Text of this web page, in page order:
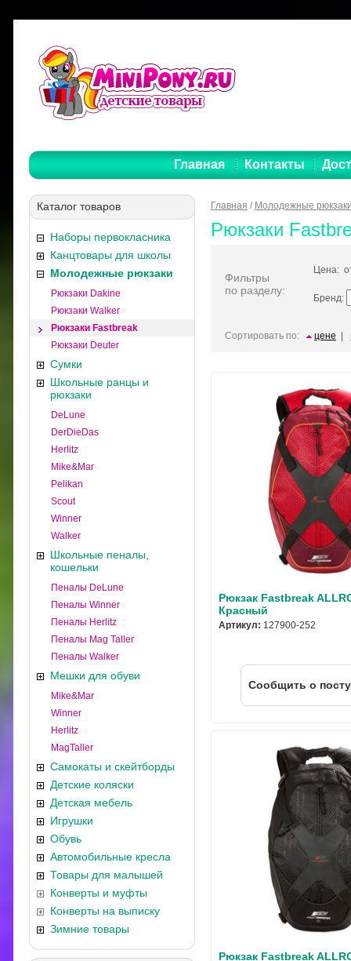
Главная Контакты
Каталог товаров
Наборы первокласника
Канцтовары для школы
Молодежные рюкзаки
Рюкзаки Dakine
Рюкзаки Walker
Рюкзаки Fastbreak
Рюкзаки Deuter
Сумки
Школьные ранцы и
рюкзаки
DeLune
DerDieDas
Herlitz
Mike&Mar
Pelikan
Scout
Winner
Walker
Школьные пеналы,
кошельки
Пеналы DeLune
Пеналы Winner
Пеналы Herlitz
Пеналы Mag Taller
Пеналы Walker
Мешки для обуви
Mike&Mar
Winner
Herlitz
MagTaller
Самокаты и скейтборды
Детские коляски
Детская мебель
Игрушки
Обувь
Автомобильные кресла
Товары для малышей
Конверты и муфты
Конверты на выписку
Зимние товары
Главная / Молодежные
Рюкзаки
Фильтры
по разделу:
Цена:
Бренд:
Сортировать по: цене
Рюкзак Fastbreak
Красный
Артикул: 127900-252
Cообщить о
Рюкзак Fastbreak